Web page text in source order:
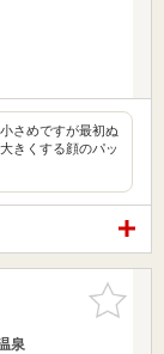
さめですが最初ぬ
きくする顔のパッ
お気に入
りに追加
泉